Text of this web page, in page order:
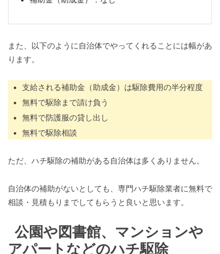
また、以下のように自治体でやってくれることには幅があ
ります。
支給される補助金（助成金）は駆除費用の半分程度
無料で駆除まで請け負う
無料で防護服の貸し出し
無料で駆除相談
ただ、ハチ駆除の補助がある自治体は多くありません。
自治体の補助がないとしても、専門ハチ駆除業者に無料で
相談・見積もりまでしてもらうと良いと思います。
公園や図書館、マンションや
アパートなどのハチ駆除